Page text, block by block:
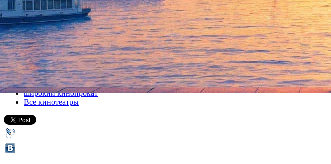
Газетчик
07 ноября 2012, среда-28 ноября 2012, среда
Версия для печати
Все кино
широкий кинопрокат
Все кинотеатры